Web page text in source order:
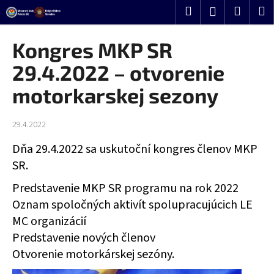
Prejsť
na
obsah
HľadaťPrihlásenie
Kongres MKP SR
29.4.2022 – otvorenie
motorkarskej sezony
29.4.2022
Dňa 29.4.2022 sa uskutoční kongres členov MKP
SR.
Predstavenie MKP SR programu na rok 2022
Oznam spoločných aktivít spolupracujúcich LE
MC organizácií
Predstavenie nových členov
Otvorenie motorkárskej sezóny.
K
o
Č
o
p
t
r
e
u
j
e
t
e